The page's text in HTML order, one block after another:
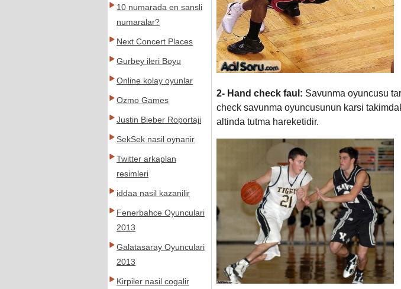
2- Hand check faul: Savunma oyuncusu
check savunma oyuncusunun karsi
altinda tutma hareketidir.
10 numarada en sansli
numaralar?
Next Concert Places
Gurbey ileri Boyu
Online kolay oyunlar
Ozmo Games
Justin Bieber Roportaji
SekSek nasil oynanir
Twitter arkaplan
resimleri
iddaa nasil kazanilir
Fenerbahce Oyunculari
2013
Galatasaray Oyunculari
2013
Kirpiler nasil cogalir